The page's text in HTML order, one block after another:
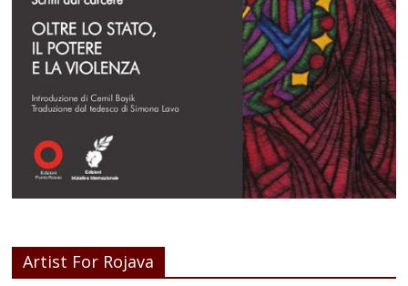
Artist For Rojava